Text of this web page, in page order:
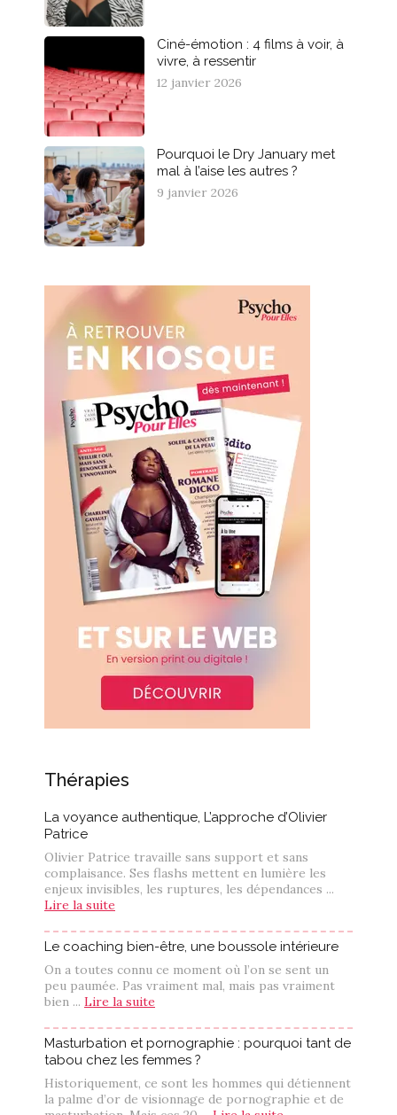
Ciné-émotion : 4 films à voir, à
vivre, à ressentir
12 janvier 2026
Pourquoi le Dry January met
mal à l’aise les autres ?
9 janvier 2026
Thérapies
La voyance authentique, L’approche d’Olivier
Patrice
Olivier Patrice travaille sans support et sans
complaisance. Ses flashs mettent en lumière les
enjeux invisibles, les ruptures, les dépendances ...
Lire la suite
Le coaching bien-être, une boussole intérieure
On a toutes connu ce moment où l’on se sent un
peu paumée. Pas vraiment mal, mais pas vraiment
bien ... Lire la suite
Masturbation et pornographie : pourquoi tant de
tabou chez les femmes ?
Historiquement, ce sont les hommes qui détiennent
la palme d’or de visionnage de pornographie et de